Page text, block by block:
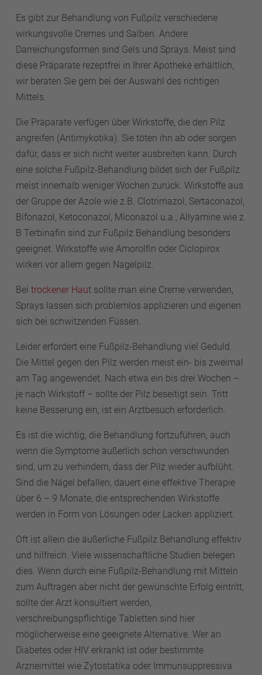
Es gibt zur Behandlung von Fußpilz verschiedene
wirkungsvolle Cremes und Salben. Andere
Darreichungsformen sind Gels und Sprays. Meist sind
diese Präparate rezeptfrei in Ihrer Apotheke erhältlich,
wir beraten Sie gern bei der Auswahl des richtigen
Mittels.
Die Präparate verfügen über Wirkstoffe, die den Pilz
angreifen (Antimykotika). Sie töten ihn ab oder sorgen
dafür, dass er sich nicht weiter ausbreiten kann. Durch
eine solche Fußpilz-Behandlung bildet sich der Fußpilz
meist innerhalb weniger Wochen zurück. Wirkstoffe aus
der Gruppe der Azole wie z.B. Clotrimazol, Sertaconazol,
Bifonazol, Ketoconazol, Miconazol u.a., Allyamine wie z.
B Terbinafin sind zur Fußpilz Behandlung besonders
geeignet. Wirkstoffe wie Amorolfin oder Ciclopirox
wirken vor allem gegen Nagelpilz.
Bei trockener Haut sollte man eine Creme verwenden,
Sprays lassen sich problemlos applizieren und eigenen
sich bei schwitzenden Füssen.
Leider erfordert eine Fußpilz-Behandlung viel Geduld.
Die Mittel gegen den Pilz werden meist ein- bis zweimal
am Tag angewendet. Nach etwa ein bis drei Wochen –
je nach Wirkstoff – sollte der Pilz beseitigt sein. Tritt
keine Besserung ein, ist ein Arztbesuch erforderlich.
Es ist die wichtig, die Behandlung fortzuführen, auch
wenn die Symptome äußerlich schon verschwunden
sind, um zu verhindern, dass der Pilz wieder aufblüht.
Sind die Nägel befallen, dauert eine effektive Therapie
über 6 – 9 Monate, die entsprechenden Wirkstoffe
werden in Form von Lösungen oder Lacken appliziert.
Oft ist allein die äußerliche Fußpilz Behandlung effektiv
und hilfreich. Viele wissenschaftliche Studien belegen
dies. Wenn durch eine Fußpilz-Behandlung mit Mitteln
zum Auftragen aber nicht der gewünschte Erfolg eintritt,
sollte der Arzt konsultiert werden,
verschreibungspflichtige Tabletten sind hier
möglicherweise eine geeignete Alternative. Wer an
Diabetes oder HIV erkrankt ist oder bestimmte
Arzneimittel wie Zytostatika oder Immunsuppressiva